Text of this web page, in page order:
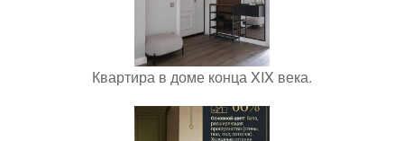
Квартира в доме конца XIX века.